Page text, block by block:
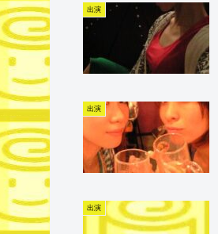
出演
出演
出演